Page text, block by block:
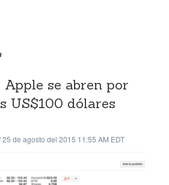
Apple se abren por
US$100 dólares
25 de agosto del 2015 11:55 AM EDT